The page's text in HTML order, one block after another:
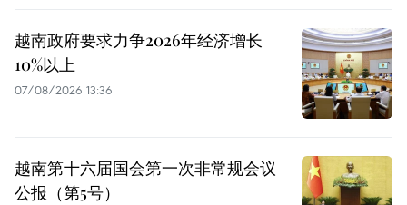
越南政府要求力争2026年经济增长
10%以上
07/08/2026 13:36
越南第十六届国会第一次非常规会议
公报（第5号）